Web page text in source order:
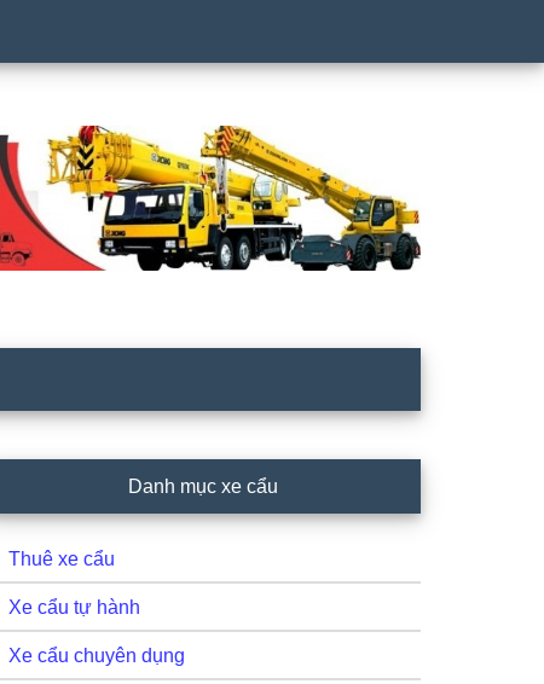
Danh mục xe cẩu
Thuê xe cẩu
Xe cẩu tự hành
Xe cẩu chuyên dụng